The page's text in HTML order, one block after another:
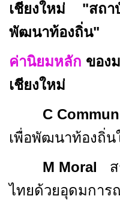
เชียงใหม่ "สถา
พัฒนาท้องถิ่น"
ค่านิยมหลัก ของ
เชียงใหม่
C
เพื่อพัฒนาท้องถิ่น
M Moral
ไทยด้วยอุดมการ